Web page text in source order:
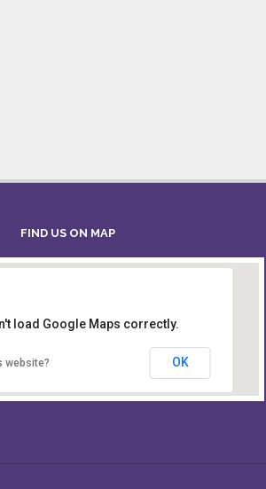
FIND US ON MAP
load Google Maps correctly.
website? OK